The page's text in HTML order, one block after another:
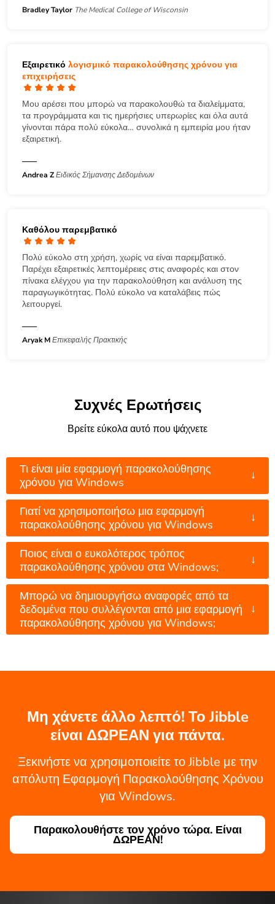
Bradley Taylor The Medical College of Wisconsin
Εξαιρετικό λογισμικό παρακολούθησης χρόνου για
επιχειρήσεις
Μου αρέσει που μπορώ να παρακολουθώ τα διαλείμματα,
τα προγράμματα και τις ημερήσιες υπερωρίες και όλα αυτά
γίνονται πάρα πολύ εύκολα… συνολικά η εμπειρία μου ήταν
εξαιρετική.
Andrea ZΕιδικός Σήμανσης Δεδομένων
Καθόλου παρεμβατικό
Πολύ εύκολο στη χρήση, χωρίς να είναι παρεμβατικό.
Παρέχει εξαιρετικές λεπτομέρειες στις αναφορές και στον
πίνακα ελέγχου για την παρακολούθηση και ανάλυση της
παραγωγικότητας. Πολύ εύκολο να καταλάβεις πώς
λειτουργεί.
Aryak MΕπικεφαλής Πρακτικής
Συχνές Ερωτήσεις
Βρείτε εύκολα αυτό που ψάχνετε
Τι είναι μία εφαρμογή παρακολούθησης
χρόνου για Windows
↓
Γιατί να χρησιμοποιήσω μια εφαρμογή
παρακολούθησης χρόνου για Windows
↓
Ποιος είναι ο ευκολότερος τρόπος
παρακολούθησης χρόνου στα Windows;
↓
Μπορώ να δημιουργήσω αναφορές από τα
δεδομένα που συλλέγονται από μια εφαρμογή
παρακολούθησης χρόνου για Windows;
↓
Μη χάνετε άλλο λεπτό! Το Jibble
είναι ΔΩΡΕΑΝ για πάντα.
Ξεκινήστε να χρησιμοποιείτε το Jibble με την
απόλυτη Εφαρμογή Παρακολούθησης Χρόνου
για Windows.
Παρακολουθήστε τον χρόνο τώρα. Είναι
ΔΩΡΕΑΝ!